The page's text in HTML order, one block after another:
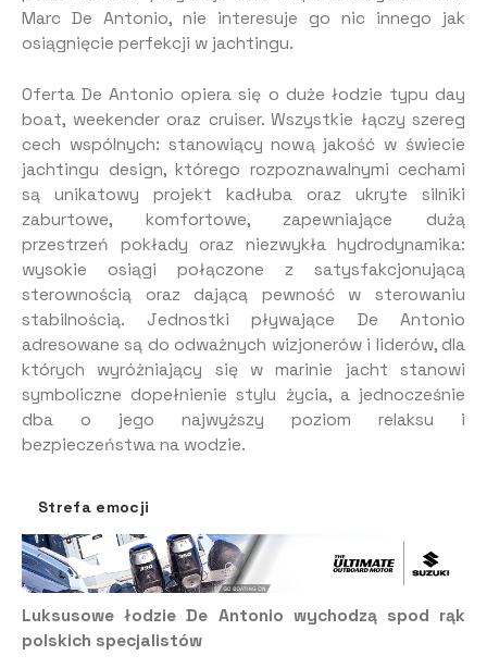
Marc De Antonio, nie interesuje go nic innego jak
osiągnięcie perfekcji w jachtingu.
Oferta De Antonio opiera się o duże łodzie typu day
boat, weekender oraz cruiser. Wszystkie łączy szereg
cech wspólnych: stanowiący nową jakość w świecie
jachtingu design, którego rozpoznawalnymi cechami
są unikatowy projekt kadłuba oraz ukryte silniki
zaburtowe, komfortowe, zapewniające dużą
przestrzeń pokłady oraz niezwykła hydrodynamika:
wysokie osiągi połączone z satysfakcjonującą
sterownością oraz dającą pewność w sterowaniu
stabilnością. Jednostki pływające De Antonio
adresowane są do odważnych wizjonerów i liderów, dla
których wyróżniający się w marinie jacht stanowi
symboliczne dopełnienie stylu życia, a jednocześnie
dba o jego najwyższy poziom relaksu i
bezpieczeństwa na wodzie.
Strefa emocji
Luksusowe łodzie De Antonio wychodzą spod rąk
polskich specjalistów